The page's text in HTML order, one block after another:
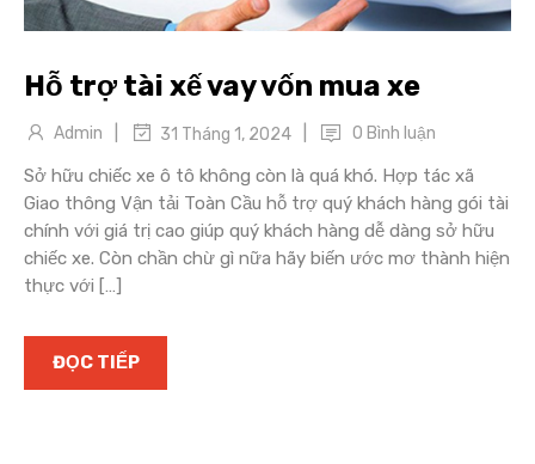
Hỗ trợ tài xế vay vốn mua xe
Admin 31 Tháng 1, 2024 0 Bình luận
Sở hữu chiếc xe ô tô không còn là quá khó. Hợp tác xã
Giao thông Vận tải Toàn Cầu hỗ trợ quý khách hàng gói tài
chính với giá trị cao giúp quý khách hàng dễ dàng sở hữu
chiếc xe. Còn chần chừ gì nữa hãy biến ước mơ thành hiện
thực với […]
ĐỌC TIẾP